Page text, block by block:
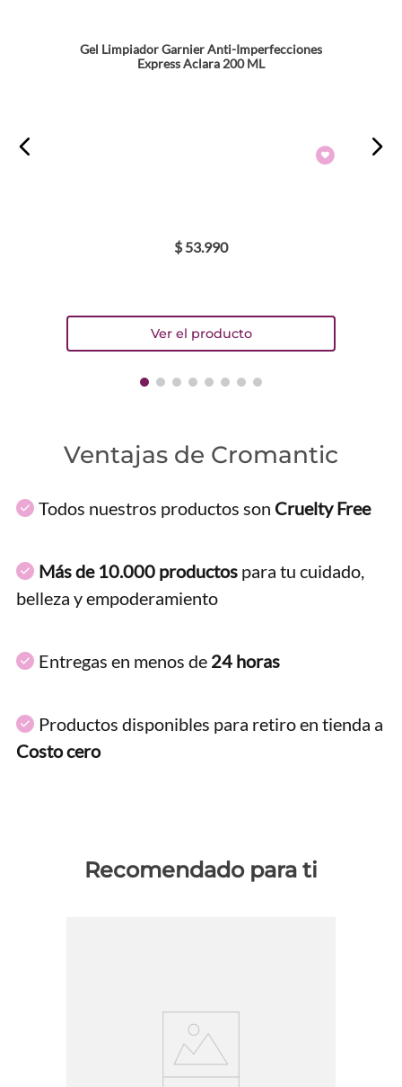
Gel Limpiador Garnier Anti-Imperfecciones
Express Aclara 200 ML
$ 53.990
Ventajas de Cromantic
Todos nuestros productos son Cruelty Free
Más de 10.000 productos para tu cuidado,
belleza y empoderamiento
Entregas en menos de 24 horas
Productos disponibles para retiro en tienda a
Costo cero
Recomendado para ti